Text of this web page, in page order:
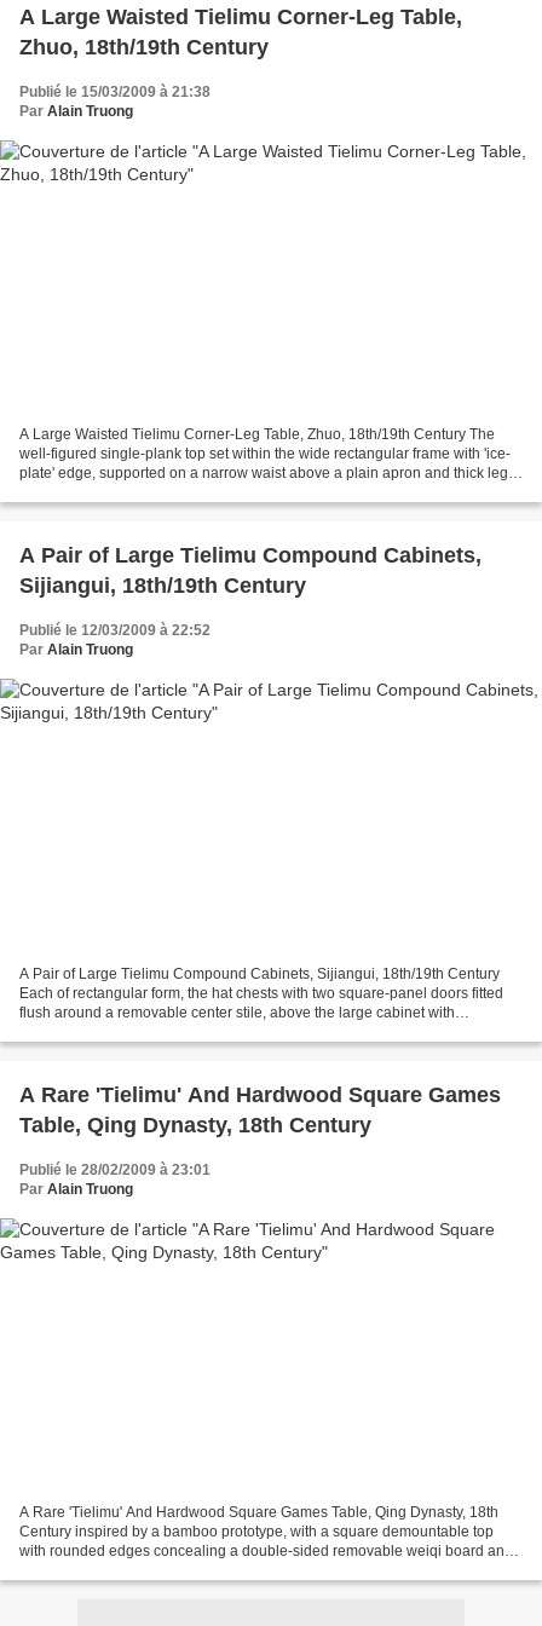
A Large Waisted Tielimu Corner-Leg Table,
Zhuo, 18th/19th Century
Publié le 15/03/2009 à 21:38
Par Alain Truong
A Large Waisted Tielimu Corner-Leg Table, Zhuo, 18th/19th Century The
well-figured single-plank top set within the wide rectangular frame with 'ice-
plate' edge, supported on a narrow waist above a plain apron and thick legs
A Pair of Large Tielimu Compound Cabinets,
Sijiangui, 18th/19th Century
Publié le 12/03/2009 à 22:52
Par Alain Truong
A Pair of Large Tielimu Compound Cabinets, Sijiangui, 18th/19th Century
Each of rectangular form, the hat chests with two square-panel doors fitted
flush around a removable center stile, above the large cabinet with
A Rare 'Tielimu' And Hardwood Square Games
Table, Qing Dynasty, 18th Century
Publié le 28/02/2009 à 23:01
Par Alain Truong
A Rare 'Tielimu' And Hardwood Square Games Table, Qing Dynasty, 18th
Century inspired by a bamboo prototype, with a square demountable top
with rounded edges concealing a double-sided removable weiqi board and